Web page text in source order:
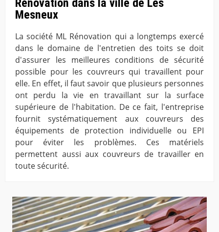
Rénovation dans la ville de Les
Mesneux
La société ML Rénovation qui a longtemps exercé
dans le domaine de l'entretien des toits se doit
d'assurer les meilleures conditions de sécurité
possible pour les couvreurs qui travaillent pour
elle. En effet, il faut savoir que plusieurs personnes
ont perdu la vie en travaillant sur la surface
supérieure de l'habitation. De ce fait, l'entreprise
fournit systématiquement aux couvreurs des
équipements de protection individuelle ou EPI
pour éviter les problèmes. Ces matériels
permettent aussi aux couvreurs de travailler en
toute sécurité.